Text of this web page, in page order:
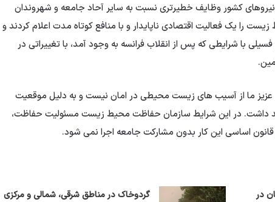
کشور وظایف خطیرتری نسبت به سایر آحاد جامعه و شهروندان
را یک فعالیت اقتصادی ناپایدار و با منافع کوتاه مدت اعلام کردند و
با شرایطی که پس از انقلاب فرانسه به وجود آمد، با تغییراتی در
ما از آسیب های زیست محیطی در امان نیست و به دلیل موقعیت
داشت. در این شرایط سازمان حفاظت محیط زیست مسئولیت حفاظت،
اساسی این کار بدون مشارکت جامعه اجرا نمی شود.
در
گردوخاک در مناطق شرقی، شمالی و مرکزی